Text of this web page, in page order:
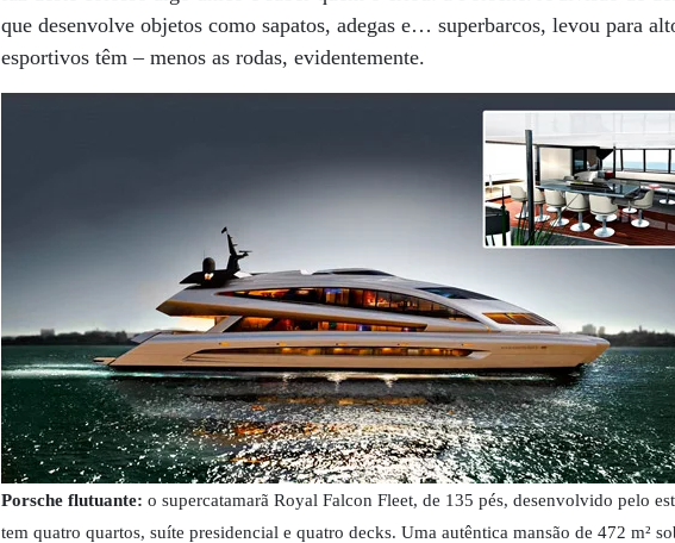
que desenvolve objetos como sapatos, adegas e… superbarcos, levou para
esportivos têm – menos as rodas, evidentemente.
Porsche flutuante:o supercatamarã Royal Falcon Fleet, de 135 pés, desenvolvido pelo
tem quatro quartos, suíte presidencial e quatro decks. Uma autêntica mansão de 472 m²